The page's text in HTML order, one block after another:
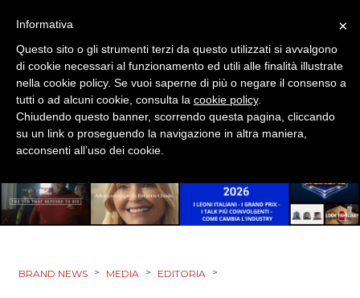
BRAND NEWS > MEDIA > EDITORIA >
×
Informativa
Questo sito o gli strumenti terzi da questo utilizzati si avvalgono
di cookie necessari al funzionamento ed utili alle finalità illustrate
nella cookie policy. Se vuoi saperne di più o negare il consenso a
tutti o ad alcuni cookie, consulta la cookie policy.
Chiudendo questo banner, scorrendo questa pagina, cliccando
su un link o proseguendo la navigazione in altra maniera,
acconsenti all’uso dei cookie.